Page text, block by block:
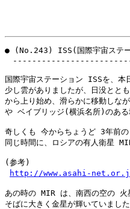
● (No.243) ISS(国際宇宙ステ
国際宇宙ステーション ISSを、本
少し雲がありましたが、日没と
から上り始め、滑らかに移動し
や ベイブリッジ(横浜名所)のある
奇しくも 今からちょうど 3年前
同じ時間に、ロシアの有人衛星
(参考)
http://www.asahi-
あの時の MIR は、南西の空の
そばに大きく金星が輝いていまし